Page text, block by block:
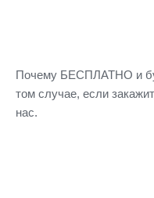
Почему БЕСПЛАТНО и
том случае, если
нас.